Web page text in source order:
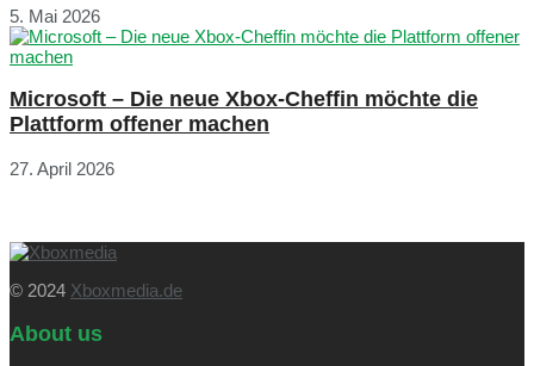
5. Mai 2026
Microsoft – Die neue Xbox-Cheffin möchte die
Plattform offener machen
27. April 2026
© 2024 Xboxmedia.de
About us